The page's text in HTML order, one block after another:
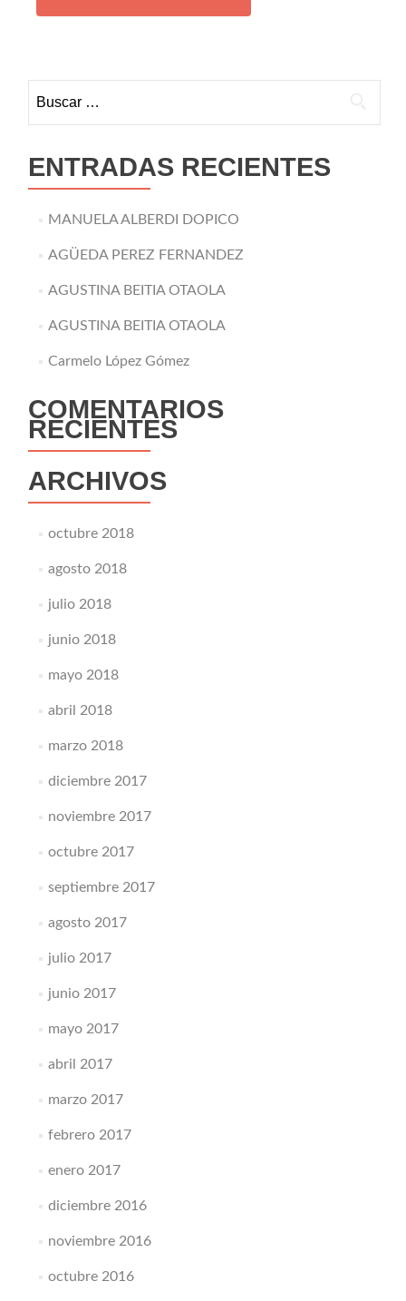
ENTRADAS RECIENTES
MANUELA ALBERDI DOPICO
AGÜEDA PEREZ FERNANDEZ
AGUSTINA BEITIA OTAOLA
AGUSTINA BEITIA OTAOLA
Carmelo López Gómez
COMENTARIOS
RECIENTES
ARCHIVOS
octubre 2018
agosto 2018
julio 2018
junio 2018
mayo 2018
abril 2018
marzo 2018
diciembre 2017
noviembre 2017
octubre 2017
septiembre 2017
agosto 2017
julio 2017
junio 2017
mayo 2017
abril 2017
marzo 2017
febrero 2017
enero 2017
diciembre 2016
noviembre 2016
octubre 2016